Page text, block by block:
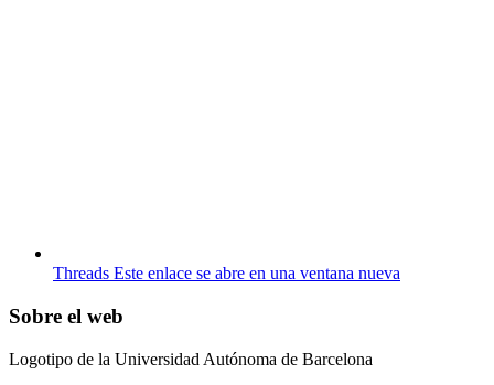
Threads Este enlace se abre en una ventana nueva
Sobre el web
Logotipo de la Universidad Autónoma de Barcelona